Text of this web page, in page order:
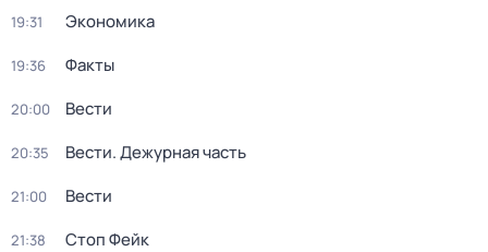
19:31 Экономика
19:36 Факты
20:00 Вести
20:35 Вести. Дежурная часть
21:00 Вести
21:38 Стоп Фейк